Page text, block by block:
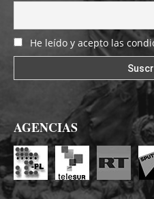
He leído y acepto las
AGENCIAS